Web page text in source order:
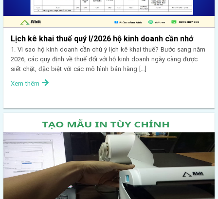
Lịch kê khai thuế quý I/2026 hộ kinh doanh cần nhớ
1. Vì sao hộ kinh doanh cần chú ý lịch kê khai thuế? Bước sang năm
2026, các quy định về thuế đối với hộ kinh doanh ngày càng được
siết chặt, đặc biệt với các mô hình bán hàng […]
Xem thêm